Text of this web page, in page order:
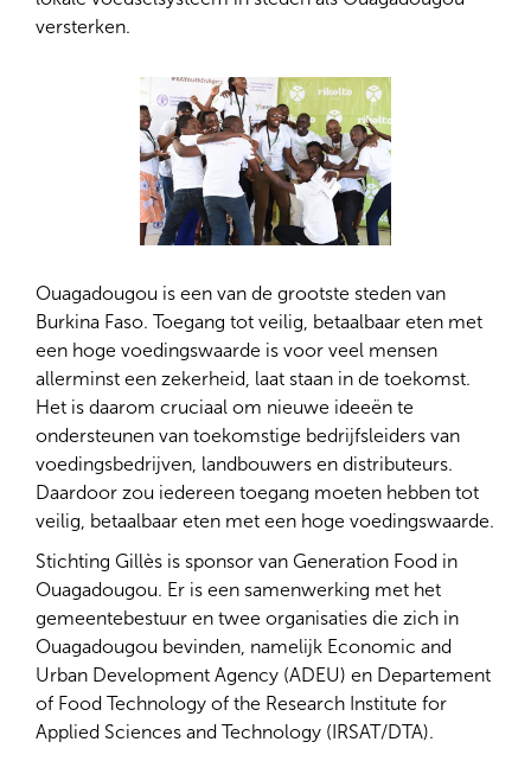
versterken.
Ouagadougou is een van de grootste steden van
Burkina Faso. Toegang tot veilig, betaalbaar eten met
een hoge voedingswaarde is voor veel mensen
allerminst een zekerheid, laat staan in de toekomst.
Het is daarom cruciaal om nieuwe ideeën te
ondersteunen van toekomstige bedrijfsleiders van
voedingsbedrijven, landbouwers en distributeurs.
Daardoor zou iedereen toegang moeten hebben tot
veilig, betaalbaar eten met een hoge voedingswaarde.
Stichting Gillès is sponsor van Generation Food in
Ouagadougou. Er is een samenwerking met het
gemeentebestuur en twee organisaties die zich in
Ouagadougou bevinden, namelijk Economic and
Urban Development Agency (ADEU) en Departement
of Food Technology of the Research Institute for
Applied Sciences and Technology (IRSAT/DTA).